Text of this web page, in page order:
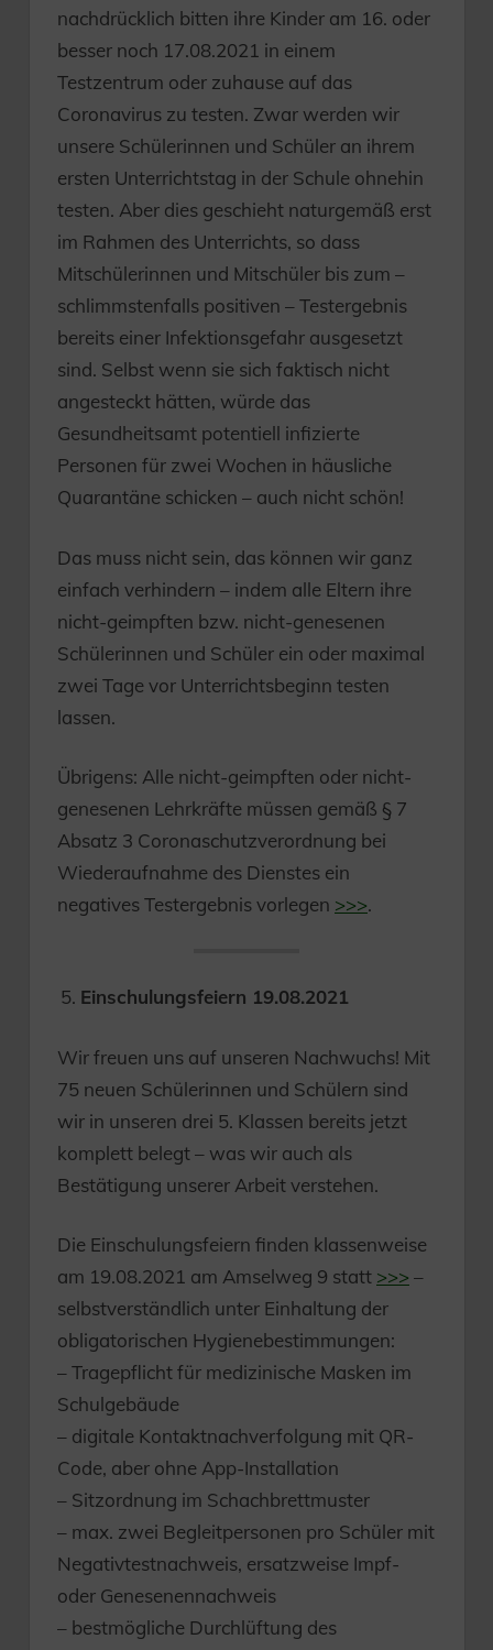
nachdrücklich bitten ihre Kinder am 16. oder
besser noch 17.08.2021 in einem
Testzentrum oder zuhause auf das
Coronavirus zu testen. Zwar werden wir
unsere Schülerinnen und Schüler an ihrem
ersten Unterrichtstag in der Schule ohnehin
testen. Aber dies geschieht naturgemäß erst
im Rahmen des Unterrichts, so dass
Mitschülerinnen und Mitschüler bis zum –
schlimmstenfalls positiven – Testergebnis
bereits einer Infektionsgefahr ausgesetzt
sind. Selbst wenn sie sich faktisch nicht
angesteckt hätten, würde das
Gesundheitsamt potentiell infizierte
Personen für zwei Wochen in häusliche
Quarantäne schicken – auch nicht schön!
Das muss nicht sein, das können wir ganz
einfach verhindern – indem alle Eltern ihre
nicht-geimpften bzw. nicht-genesenen
Schülerinnen und Schüler ein oder maximal
zwei Tage vor Unterrichtsbeginn testen
lassen.
Übrigens: Alle nicht-geimpften oder nicht-
genesenen Lehrkräfte müssen gemäß § 7
Absatz 3 Coronaschutzverordnung bei
Wiederaufnahme des Dienstes ein
negatives Testergebnis vorlegen >>>.
Einschulungsfeiern 19.08.2021
Wir freuen uns auf unseren Nachwuchs! Mit
75 neuen Schülerinnen und Schülern sind
wir in unseren drei 5. Klassen bereits jetzt
komplett belegt – was wir auch als
Bestätigung unserer Arbeit verstehen.
Die Einschulungsfeiern finden klassenweise
am 19.08.2021 am Amselweg 9 statt >>> –
selbstverständlich unter Einhaltung der
obligatorischen Hygienebestimmungen:
– Tragepflicht für medizinische Masken im
Schulgebäude
– digitale Kontaktnachverfolgung mit QR-
Code, aber ohne App-Installation
– Sitzordnung im Schachbrettmuster
– max. zwei Begleitpersonen pro Schüler mit
Negativtestnachweis, ersatzweise Impf-
oder Genesenennachweis
– bestmögliche Durchlüftung des